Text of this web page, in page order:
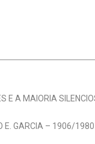
E A MAIORIA
E. GARCIA – 1906/1980